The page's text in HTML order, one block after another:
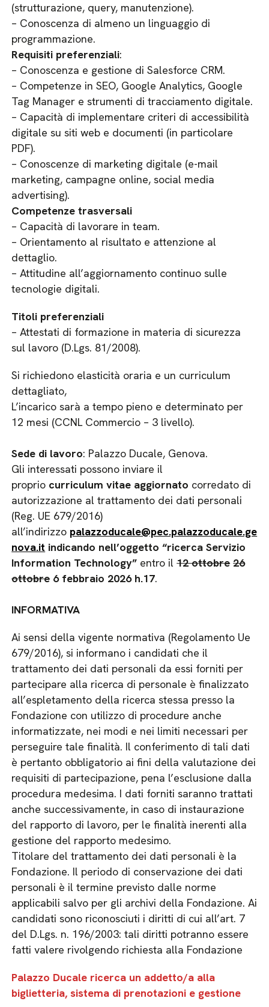
(strutturazione, query, manutenzione).
– Conoscenza di almeno un linguaggio di
programmazione.
Requisiti preferenziali:
– Conoscenza e gestione di Salesforce CRM.
– Competenze in SEO, Google Analytics, Google
Tag Manager e strumenti di tracciamento digitale.
– Capacità di implementare criteri di accessibilità
digitale su siti web e documenti (in particolare
PDF).
– Conoscenze di marketing digitale (e-mail
marketing, campagne online, social media
advertising).
Competenze trasversali
– Capacità di lavorare in team.
– Orientamento al risultato e attenzione al
dettaglio.
– Attitudine all’aggiornamento continuo sulle
tecnologie digitali.
Titoli preferenziali
– Attestati di formazione in materia di sicurezza
sul lavoro (D.Lgs. 81/2008).
Si richiedono elasticità oraria e un curriculum
dettagliato,
L’incarico sarà a tempo pieno e determinato per
12 mesi (CCNL Commercio – 3 livello)​.
Sede di lavoro: Palazzo Ducale, Genova.
Gli interessati possono inviare il
proprio curriculum vitae aggiornato corredato di
autorizzazione al trattamento dei dati personali
(Reg. UE 679/2016)
all’indirizzo palazzoducale@pec.palazzoducale.ge
nova.it indicando nell’oggetto “ricerca Servizio
Information Technology” entro il12 ottobre 26
ottobre6 febbraio 2026 h.17.
INFORMATIVA
Ai sensi della vigente normativa (Regolamento Ue
679/2016), si informano i candidati che il
trattamento dei dati personali da essi forniti per
partecipare alla ricerca di personale è finalizzato
all’espletamento della ricerca stessa presso la
Fondazione con utilizzo di procedure anche
informatizzate, nei modi e nei limiti necessari per
perseguire tale finalità. Il conferimento di tali dati
è pertanto obbligatorio ai fini della valutazione dei
requisiti di partecipazione, pena l’esclusione dalla
procedura medesima. I dati forniti saranno trattati
anche successivamente, in caso di instaurazione
del rapporto di lavoro, per le finalità inerenti alla
gestione del rapporto medesimo.
Titolare del trattamento dei dati personali è la
Fondazione. Il periodo di conservazione dei dati
personali è il termine previsto dalle norme
applicabili salvo per gli archivi della Fondazione. Ai
candidati sono riconosciuti i diritti di cui all’art. 7
del D.Lgs. n. 196/2003: tali diritti potranno essere
fatti valere rivolgendo richiesta alla Fondazione
Palazzo Ducale ricerca un addetto/a alla
biglietteria, sistema di prenotazioni e gestione